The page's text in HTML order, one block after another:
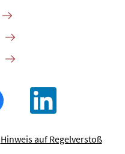
Hinweis auf Regelverstoß